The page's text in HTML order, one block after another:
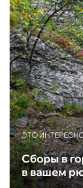
ЭТО
Сборы в
в вашем